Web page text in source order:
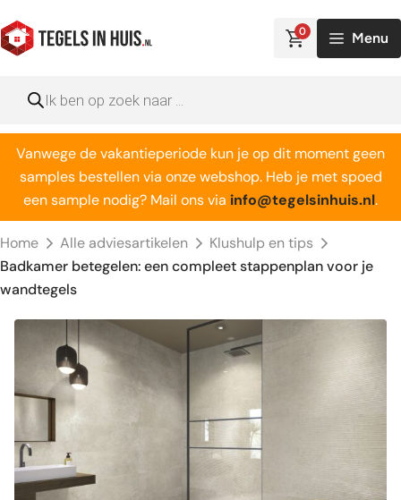
naar
de
0 Menu
zoeken
Vanwege de vakantieperiode kun je op dit moment geen
samples bestellen via onze webshop. Heb je met spoed
een sample nodig? Mail ons via info@tegelsinhuis.nl.
Home Alle adviesartikelen
Klushulp en tips
Badkamer betegelen: een compleet stappenplan voor je
wandtegels